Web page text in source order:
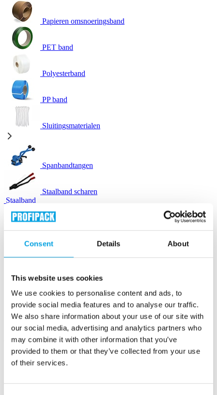
Consent Details About
This website uses cookies
We use cookies to personalise content and ads, to
provide social media features and to analyse our traffic.
We also share information about your use of our site with
our social media, advertising and analytics partners who
may combine it with other information that you’ve
provided to them or that they’ve collected from your use
of their services.
Papieren omsnoeringsband
PET band
Polyesterband
PP band
Sluitingsmaterialen
Spanbandtangen
Staalband scharen
Staalband
Instapak Quick RT schuimkussens
Luchtkussenmachines
Luchtkussenzakjes
Opvulchips